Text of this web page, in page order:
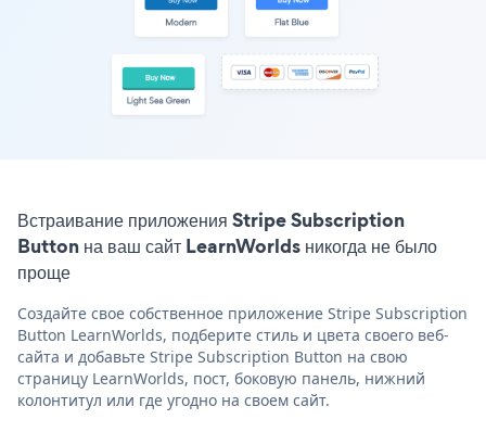
Встраивание приложения Stripe Subscription
Button на ваш сайт LearnWorlds никогда не было
проще
Создайте свое собственное приложение Stripe Subscription
Button LearnWorlds, подберите стиль и цвета своего веб-
сайта и добавьте Stripe Subscription Button на свою
страницу LearnWorlds, пост, боковую панель, нижний
колонтитул или где угодно на своем сайт.